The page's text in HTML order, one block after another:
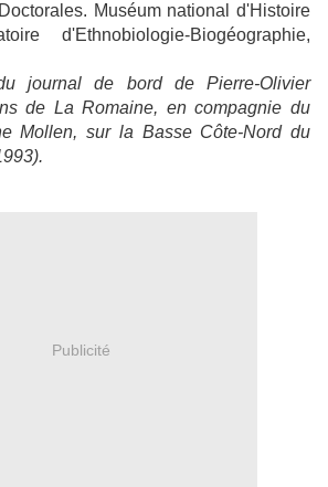
Muséum national d'Histoire
d'Ethnobiologie-Biogéographie,
journal de bord de Pierre-Olivier
de La Romaine, en compagnie du
Mollen, sur la Basse Côte-Nord du
Publicité